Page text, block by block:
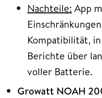
Nachteile: App
Kompatibilität,
Berichte über
voller Batterie.
Growatt NOAH